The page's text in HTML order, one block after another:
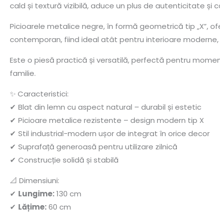
cald și textură vizibilă, aduce un plus de autenticitate și
Picioarele metalice negre, în formă geometrică tip „X”,
contemporan, fiind ideal atât pentru interioare
Este o piesă practică și versatilă, perfectă pentru
familie.
✨ Caracteristici:
✔ Blat din lemn cu aspect natural – durabil și estetic
✔ Picioare metalice rezistente – design modern tip X
✔ Stil industrial-modern ușor de integrat în orice decor
✔ Suprafață generoasă pentru utilizare zilnică
✔ Construcție solidă și stabilă
📐 Dimensiuni:
✔ Lungime:130 cm
✔ Lățime:60 cm